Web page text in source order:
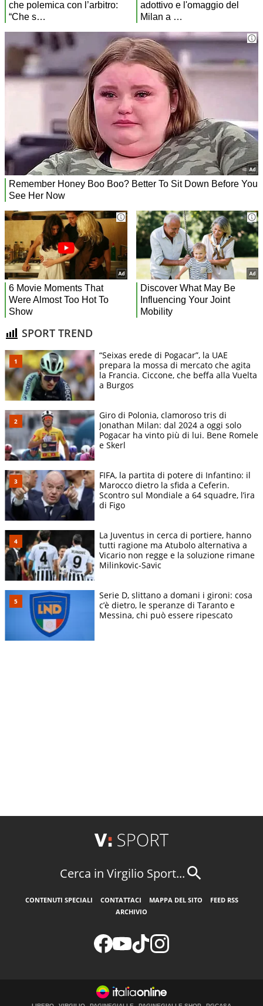
SPORT TREND
“Seixas erede di Pogacar”, la UAE
prepara la mossa di mercato che agita
la Francia. Ciccone, che beffa alla Vuelta
a Burgos
Giro di Polonia, clamoroso tris di
Jonathan Milan: dal 2024 a oggi solo
Pogacar ha vinto più di lui. Bene Romele
e Skerl
FIFA, la partita di potere di Infantino: il
Marocco dietro la sfida a Ceferin.
Scontro sul Mondiale a 64 squadre, l’ira
di Figo
La Juventus in cerca di portiere, hanno
tutti ragione ma Atubolo alternativa a
Vicario non regge e la soluzione rimane
Milinkovic-Savic
Serie D, slittano a domani i gironi: cosa
c’è dietro, le speranze di Taranto e
Messina, chi può essere ripescato
Cerca in Virgilio Sport...
CONTENUTI SPECIALI CONTATTACI MAPPA DEL SITO
FEED RSS
ARCHIVIO